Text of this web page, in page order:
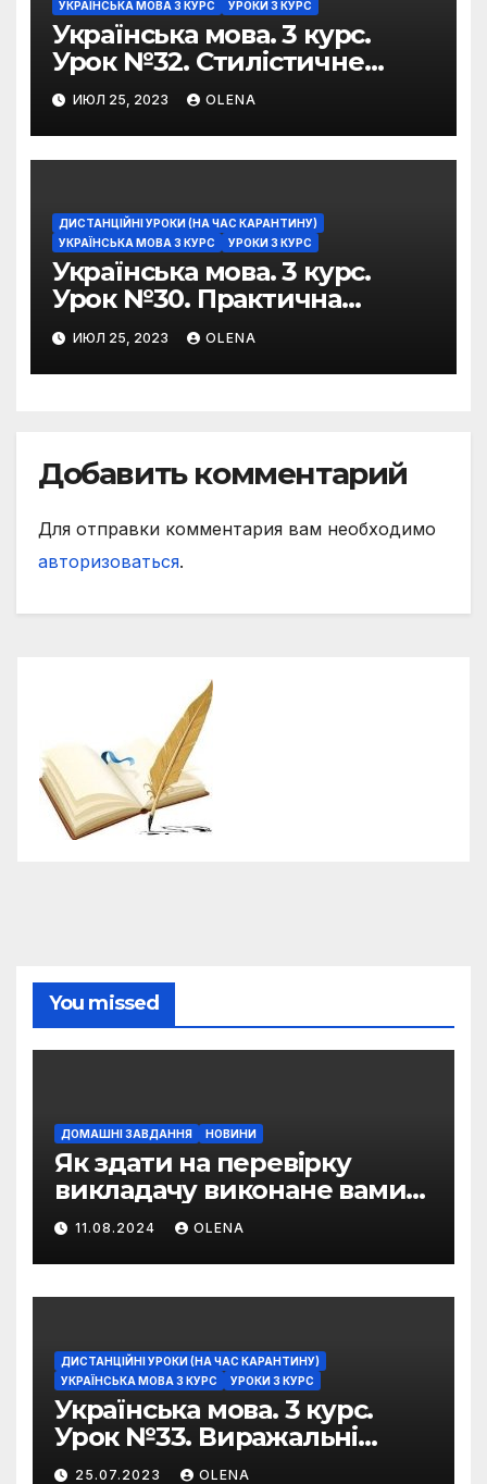
УКРАЇНСЬКА МОВА 3 КУРС
УРОКИ 3 КУРС
Українська мова. 3 курс.
Урок №32. Стилістичне
забарвлення
фразеологізмів
ИЮЛ 25, 2023 OLENA
ДИСТАНЦІЙНІ УРОКИ (НА ЧАС КАРАНТИНУ)
УКРАЇНСЬКА МОВА 3 КУРС
УРОКИ 3 КУРС
Українська мова. 3 курс.
Урок №30. Практична
риторика. Оцінювальні
жанри. Характеристика
ИЮЛ 25, 2023 OLENA
Добавить комментарий
Для отправки комментария вам необходимо
авторизоваться.
You missed
ДОМАШНІ ЗАВДАННЯ НОВИНИ
Як здати на перевірку
викладачу виконане вами
домашнє завдання
11.08.2024 OLENA
ДИСТАНЦІЙНІ УРОКИ (НА ЧАС КАРАНТИНУ)
УКРАЇНСЬКА МОВА 3 КУРС
УРОКИ 3 КУРС
Українська мова. 3 курс.
Урок №33. Виражальні
можливості фразеологізмів
25.07.2023 OLENA